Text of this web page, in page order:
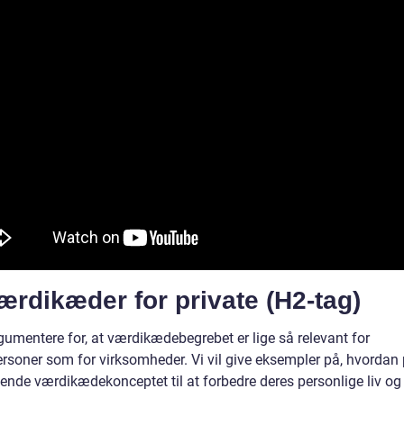
for private (H2-tag)
for, at værdikædebegrebet er lige så relevant for
som for virksomheder. Vi vil give eksempler på, hvordan
værdikædekonceptet til at forbedre deres personlige liv og